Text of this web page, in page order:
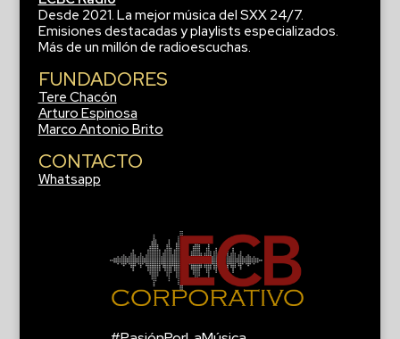
Desde 2021. La mejor música del SXX 24/7.
Emisiones destacadas y playlists especializados.
Más de un millón de radioescuchas.
FUNDADORES
Tere Chacón
Arturo Espinosa
Marco Antonio Brito
CONTACTO
Whatsapp